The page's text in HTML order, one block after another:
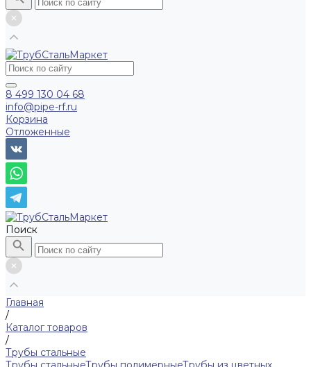
8 499 130 04 68
info@pipe-rf.ru
Корзина
Отложенные
Поиск
Главная
/
Каталог товаров
/
Трубы стальные